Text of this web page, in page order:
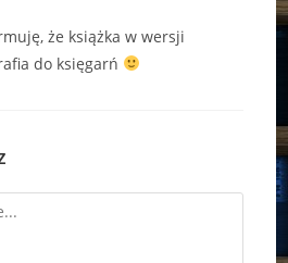
że książka w wersji
do księgarń